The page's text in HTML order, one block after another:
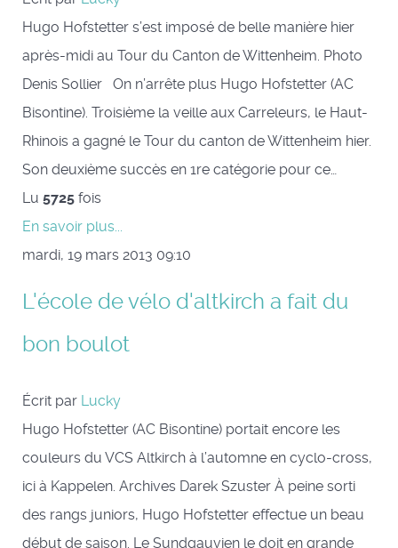
Hugo Hofstetter s’est imposé de belle manière hier
après-midi au Tour du Canton de Wittenheim. Photo
Denis Sollier On n’arrête plus Hugo Hofstetter (AC
Bisontine). Troisième la veille aux Carreleurs, le Haut-
Rhinois a gagné le Tour du canton de Wittenheim hier.
Son deuxième succès en 1re catégorie pour ce…
Lu 5725 fois
En savoir plus...
mardi, 19 mars 2013 09:10
L'école de vélo d'altkirch a fait du
bon boulot
Écrit par Lucky
Hugo Hofstetter (AC Bisontine) portait encore les
couleurs du VCS Altkirch à l’automne en cyclo-cross,
ici à Kappelen. Archives Darek Szuster À peine sorti
des rangs juniors, Hugo Hofstetter effectue un beau
début de saison. Le Sundgauvien le doit en grande